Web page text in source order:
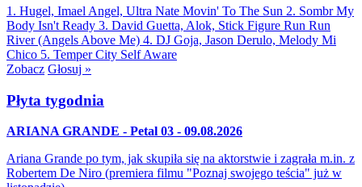
1. Hugel, Imael Angel, Ultra Nate Movin' To The Sun 2. Sombr My
Body Isn't Ready 3. David Guetta, Alok, Stick Figure Run Run
River (Angels Above Me) 4. DJ Goja, Jason Derulo, Melody Mi
Chico 5. Temper City Self Aware
Zobacz Głosuj »
Płyta tygodnia
ARIANA GRANDE - Petal 03 - 09.08.2026
Ariana Grande po tym, jak skupiła się na aktorstwie i zagrała m.in. z
Robertem De Niro (premiera filmu "Poznaj swojego teścia" już w